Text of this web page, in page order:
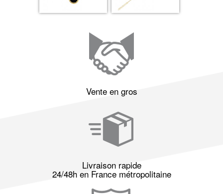
Vente en gros
Livraison rapide
24/48h en France métropolitaine